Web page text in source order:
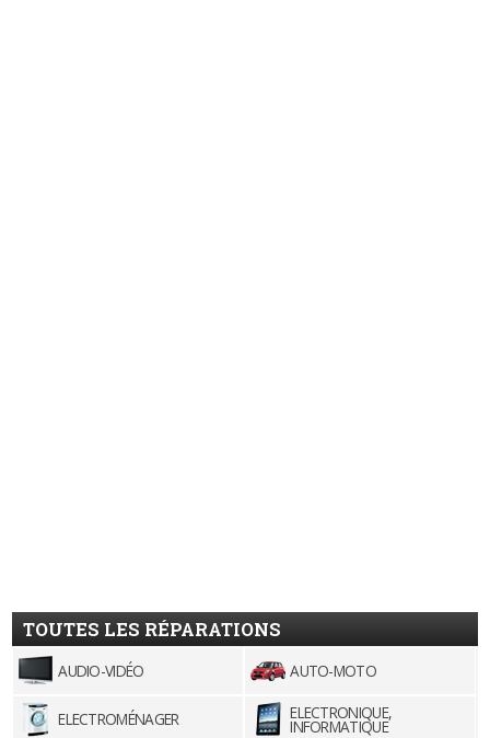
TOUTES LES RÉPARATIONS
AUDIO-VIDÉO AUTO-MOTO
ELECTROMÉNAGER ELECTRONIQUE,
INFORMATIQUE